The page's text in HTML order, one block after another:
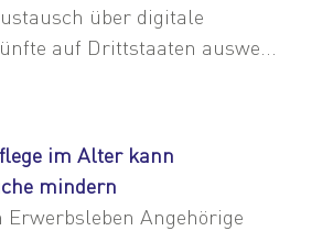
über digitale
auf Drittstaaten auswe...
im Alter kann
mindern
Erwerbsleben Angehörige